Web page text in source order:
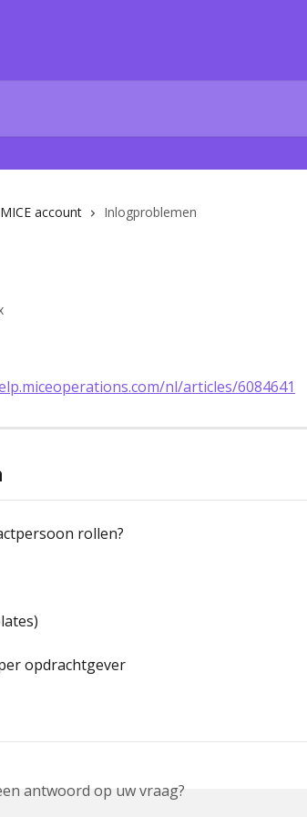
account Inlogproblemen
nl/articles/6084641
rollen?
opdrachtgever
antwoord op uw vraag?